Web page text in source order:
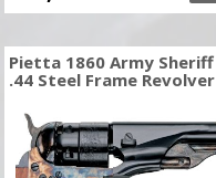
Pietta 1860 Army Sheriff
.44 Steel Frame Revolver